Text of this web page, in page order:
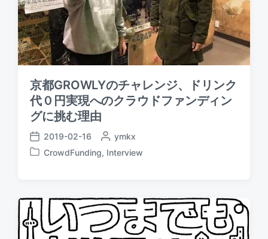
京都GROWLYのチャレンジ、ドリンク
代０円実現へのクラウドファンディン
グに挑む理由
P
o
a
t
e
2019-02-16
P
o
d
b
y
ymkx
P
t
e
d
CrowdFunding, Interview